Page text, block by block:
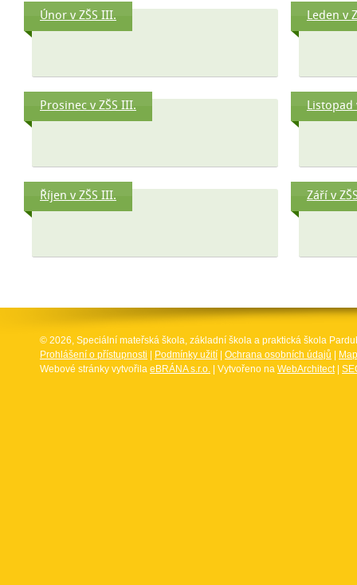
Únor v ZŠS III. Leden v
Prosinec v ZŠS III. Listopad
Říjen v ZŠS III. Září v
© 2026, Speciální mateřská škola, základní škola a praktická škola
Prohlášení o přístupnosti
Podmínky užití Ochrana osobních údajů
Webové stránky vytvořila eBRÁNA s.r.o. | Vytvořeno na WebArchitect|